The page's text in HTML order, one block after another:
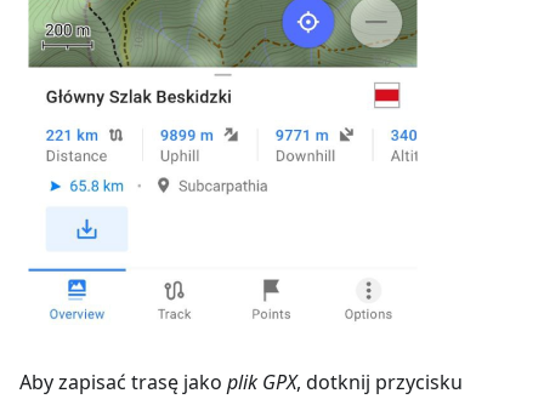
Aby zapisać trasę jako plik GPX, dotknij przycisku